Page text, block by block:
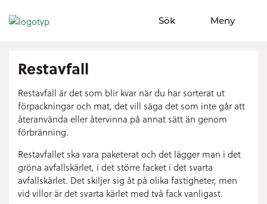
Sök
Visa sökfält Meny
Visa meny
Restavfall
Restavfall är det som blir kvar när du har sorterat ut
förpackningar och mat, det vill säga det som inte går att
återanvända eller återvinna på annat sätt än genom
förbränning.
Restavfallet ska vara paketerat och det lägger man i det
gröna avfallskärlet, i det större facket i det svarta
avfallskärlet. Det skiljer sig åt på olika fastigheter, men
vid villor är det svarta kärlet med två fack vanligast.